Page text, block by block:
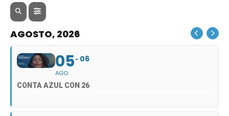
AGOSTO, 2026
05
AGO
06
CONTA AZUL CON 26